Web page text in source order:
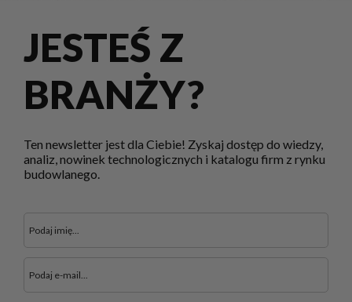
JESTEŚ Z
BRANŻY?
Ten newsletter jest dla Ciebie! Zyskaj dostęp do wiedzy,
analiz, nowinek technologicznych i katalogu firm z rynku
budowlanego.